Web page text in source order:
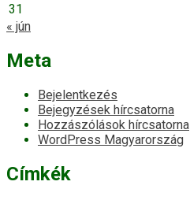
31
« jún
Meta
Bejelentkezés
Bejegyzések hírcsatorna
Hozzászólások hírcsatorna
WordPress Magyarország
Címkék